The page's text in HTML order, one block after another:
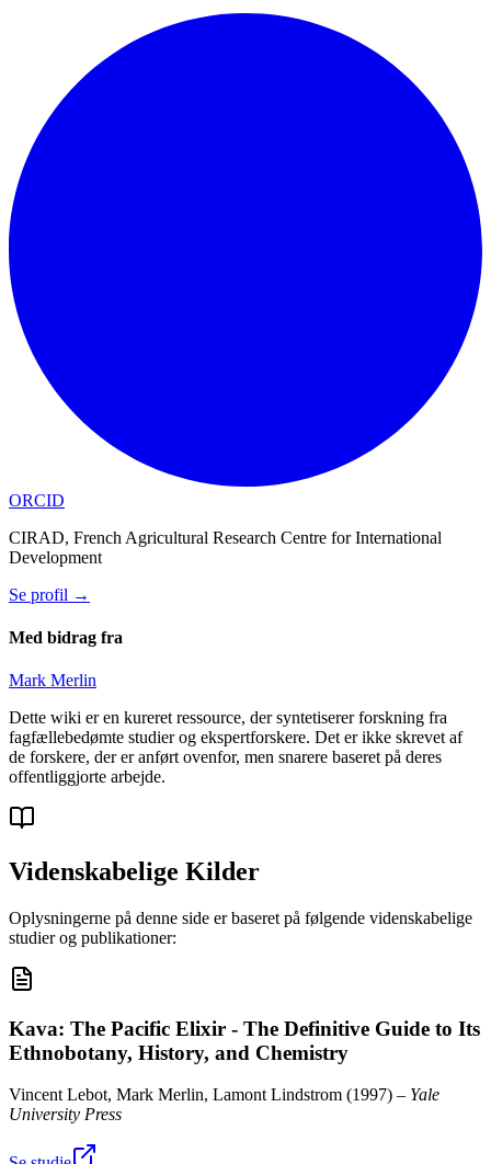
ORCID
CIRAD, French Agricultural Research Centre for International
Development
Se profil →
Med bidrag fra
Mark Merlin
Dette wiki er en kureret ressource, der syntetiserer forskning fra
fagfællebedømte studier og ekspertforskere. Det er ikke skrevet af
de forskere, der er anført ovenfor, men snarere baseret på deres
offentliggjorte arbejde.
Videnskabelige Kilder
Oplysningerne på denne side er baseret på følgende videnskabelige
studier og publikationer:
Kava: The Pacific Elixir - The Definitive Guide to Its
Ethnobotany, History, and Chemistry
Vincent Lebot, Mark Merlin, Lamont Lindstrom (1997) – Yale
University Press